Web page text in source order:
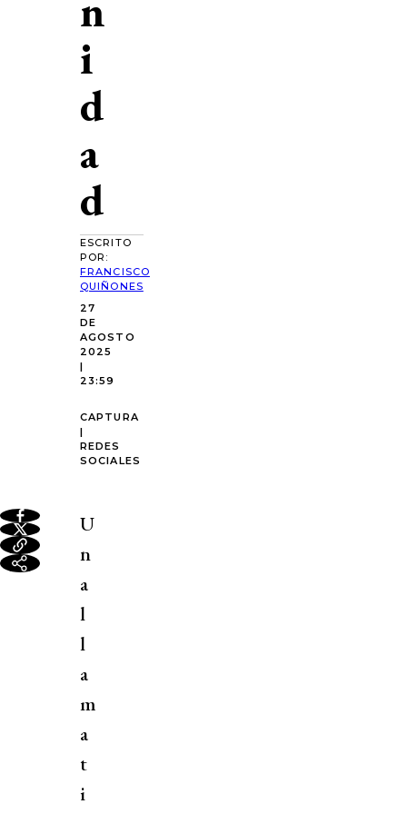
i
d
a
d
ESCRITO
POR:
FRANCISCO
QUIÑONES
27
DE
AGOSTO
2025
|
23:59
CAPTURA
|
REDES
SOCIALES
U
n
a
l
l
a
m
a
t
i